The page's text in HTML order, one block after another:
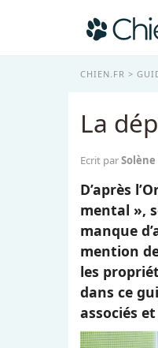
CHIEN.FR
La
Ecrit par
D’après
mental »,
manque
mention
les
dans ce
associés